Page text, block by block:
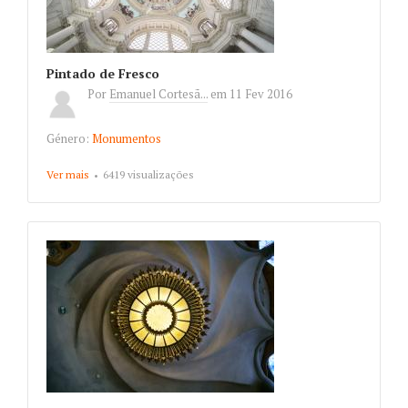
Pintado de Fresco
Por Emanuel Cortesã... em 11 Fev 2016
Género: Monumentos
Ver mais about Pintado de Fresco
6419 visualizações